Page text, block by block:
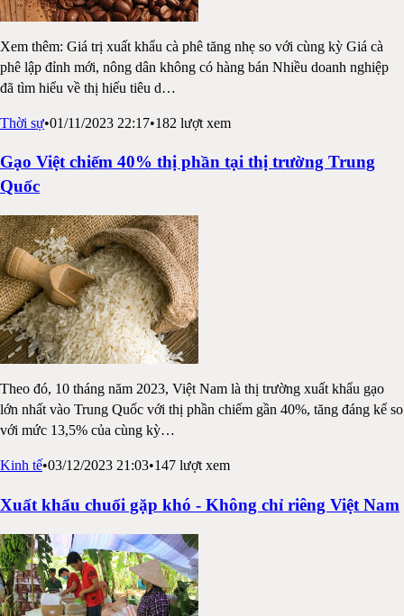
Xem thêm: Giá trị xuất khẩu cà phê tăng nhẹ so với cùng kỳ Giá cà
phê lập đỉnh mới, nông dân không có hàng bán Nhiều doanh nghiệp
đã tìm hiểu về thị hiếu tiêu d…
Thời sự•01/11/2023 22:17•182 lượt xem
Gạo Việt chiếm 40% thị phần tại thị trường Trung
Quốc
Theo đó, 10 tháng năm 2023, Việt Nam là thị trường xuất khẩu gạo
lớn nhất vào Trung Quốc với thị phần chiếm gần 40%, tăng đáng kể so
với mức 13,5% của cùng kỳ…
Kinh tế•03/12/2023 21:03•147 lượt xem
Xuất khẩu chuối gặp khó - Không chỉ riêng Việt Nam